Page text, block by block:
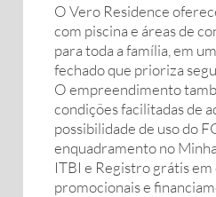
O Vero Residence
com piscina e áreas de
para toda a família, em
fechado que prioriza
O empreendimento
condições facilitadas de
possibilidade de uso do
enquadramento no
ITBI e Registro grátis em
promocionais e